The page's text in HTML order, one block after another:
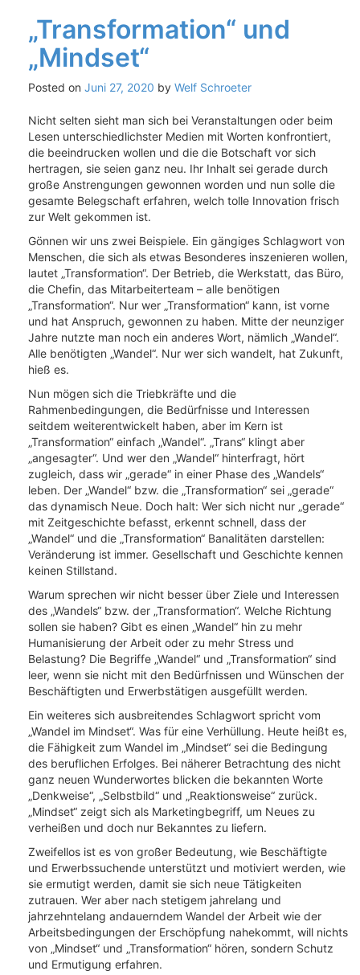
„Transformation“ und
„Mindset“
Posted on Juni 27, 2020 by Welf Schroeter
Nicht selten sieht man sich bei Veranstaltungen oder beim
Lesen unterschiedlichster Medien mit Worten konfrontiert,
die beeindrucken wollen und die die Botschaft vor sich
hertragen, sie seien ganz neu. Ihr Inhalt sei gerade durch
große Anstrengungen gewonnen worden und nun solle die
gesamte Belegschaft erfahren, welch tolle Innovation frisch
zur Welt gekommen ist.
Gönnen wir uns zwei Beispiele. Ein gängiges Schlagwort von
Menschen, die sich als etwas Besonderes inszenieren wollen,
lautet „Transformation“. Der Betrieb, die Werkstatt, das Büro,
die Chefin, das Mitarbeiterteam – alle benötigen
„Transformation“. Nur wer „Transformation“ kann, ist vorne
und hat Anspruch, gewonnen zu haben. Mitte der neunziger
Jahre nutzte man noch ein anderes Wort, nämlich „Wandel“.
Alle benötigten „Wandel“. Nur wer sich wandelt, hat Zukunft,
hieß es.
Nun mögen sich die Triebkräfte und die
Rahmenbedingungen, die Bedürfnisse und Interessen
seitdem weiterentwickelt haben, aber im Kern ist
„Transformation“ einfach „Wandel“. „Trans“ klingt aber
„angesagter“. Und wer den „Wandel“ hinterfragt, hört
zugleich, dass wir „gerade“ in einer Phase des „Wandels“
leben. Der „Wandel“ bzw. die „Transformation“ sei „gerade“
das dynamisch Neue. Doch halt: Wer sich nicht nur „gerade“
mit Zeitgeschichte befasst, erkennt schnell, dass der
„Wandel“ und die „Transformation“ Banalitäten darstellen:
Veränderung ist immer. Gesellschaft und Geschichte kennen
keinen Stillstand.
Warum sprechen wir nicht besser über Ziele und Interessen
des „Wandels“ bzw. der „Transformation“. Welche Richtung
sollen sie haben? Gibt es einen „Wandel“ hin zu mehr
Humanisierung der Arbeit oder zu mehr Stress und
Belastung? Die Begriffe „Wandel“ und „Transformation“ sind
leer, wenn sie nicht mit den Bedürfnissen und Wünschen der
Beschäftigten und Erwerbstätigen ausgefüllt werden.
Ein weiteres sich ausbreitendes Schlagwort spricht vom
„Wandel im Mindset“. Was für eine Verhüllung. Heute heißt es,
die Fähigkeit zum Wandel im „Mindset“ sei die Bedingung
des beruflichen Erfolges. Bei näherer Betrachtung des nicht
ganz neuen Wunderwortes blicken die bekannten Worte
„Denkweise“, „Selbstbild“ und „Reaktionsweise“ zurück.
„Mindset“ zeigt sich als Marketingbegriff, um Neues zu
verheißen und doch nur Bekanntes zu liefern.
Zweifellos ist es von großer Bedeutung, wie Beschäftigte
und Erwerbssuchende unterstützt und motiviert werden, wie
sie ermutigt werden, damit sie sich neue Tätigkeiten
zutrauen. Wer aber nach stetigem jahrelang und
jahrzehntelang andauerndem Wandel der Arbeit wie der
Arbeitsbedingungen der Erschöpfung nahekommt, will nichts
von „Mindset“ und „Transformation“ hören, sondern Schutz
und Ermutigung erfahren.